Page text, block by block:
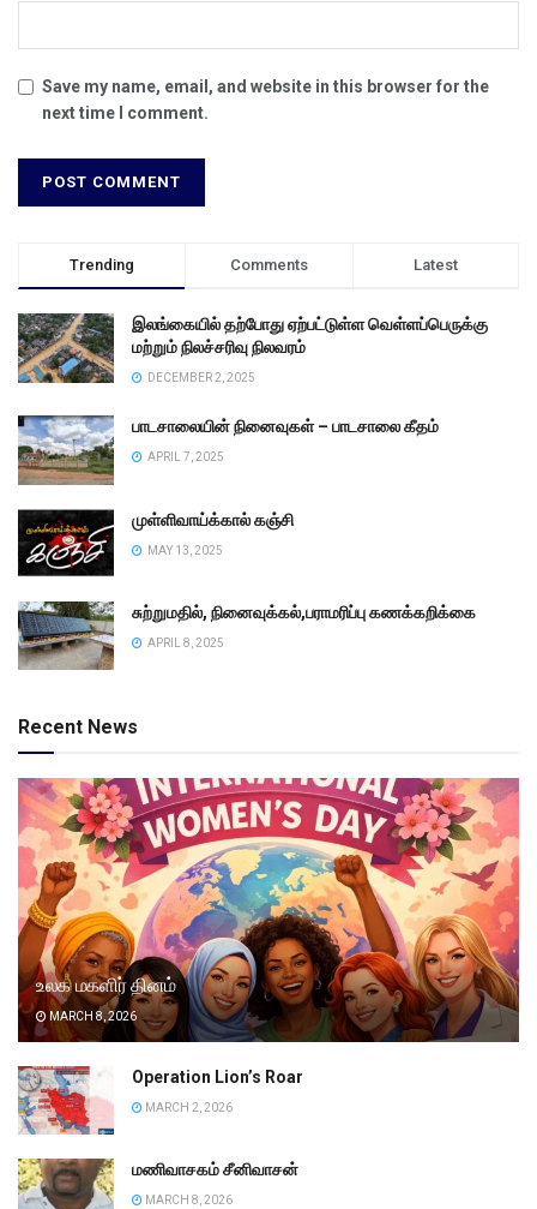
Save my name, email, and website in this browser for the
next time I comment.
Trending Comments Latest
இலங்கையில் தற்போது ஏற்பட்டுள்ள வெள்ளப்பெருக்கு
மற்றும் நிலச்சரிவு நிலவரம்
DECEMBER 2, 2025
பாடசாலையின் நினைவுகள் – பாடசாலை கீதம்
APRIL 7, 2025
முள்ளிவாய்க்கால் கஞ்சி
MAY 13, 2025
சுற்றுமதில், நினைவுக்கல்,பராமரிப்பு கணக்கறிக்கை
APRIL 8, 2025
Recent News
உலக மகளிர் தினம்
MARCH 8, 2026
Operation Lion’s Roar
MARCH 2, 2026
மணிவாசகம் சீனிவாசன்
MARCH 8, 2026